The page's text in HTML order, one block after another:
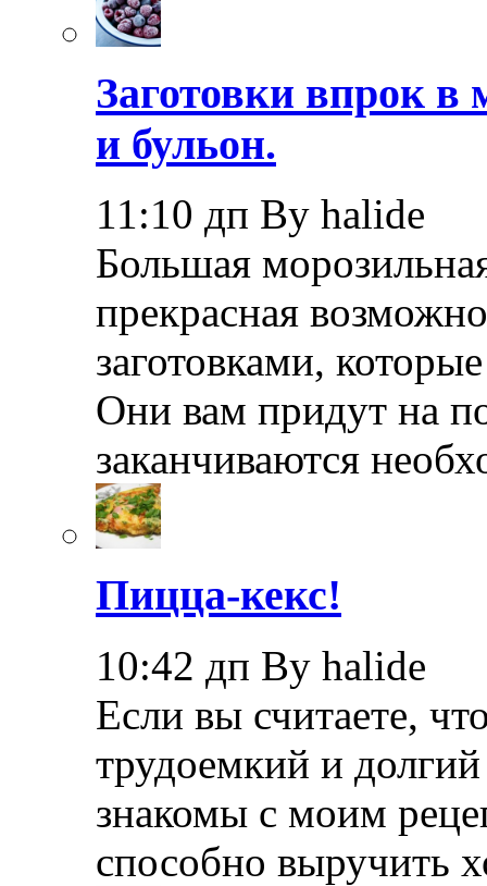
Заготовки впрок в
и бульон.
11:10 дп By halide
Большая
прекрасная
заготовками,
Они вам придут на
заканчиваются
Пицца-кекс!
10:42 дп By halide
Если вы считаете,
трудоемкий и
знакомы с моим
способно выручить